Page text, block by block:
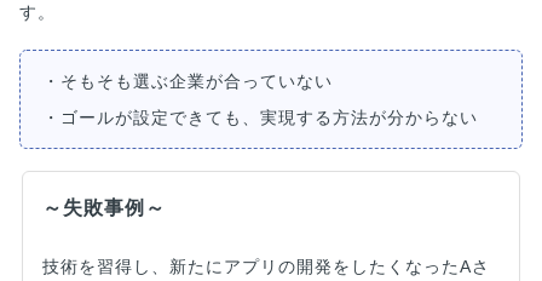
す。
・そもそも選ぶ企業が合っていない
・ゴールが設定できても、実現する方法が分からない
～失敗事例～
技術を習得し、新たにアプリの開発をしたくなったAさ